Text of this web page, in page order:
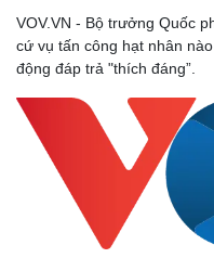
Thể thao
VOV.VN - Bộ trưởng Quốc
cứ vụ tấn công hạt nhân
động đáp trả "thích đáng”.